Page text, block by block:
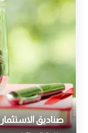
صناديق الاستثمار